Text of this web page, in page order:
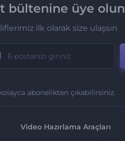
bültenine üye olun
ilk olarak size ulaşsın
abonelikten çıkabilirsiniz.
Video Hazırlama Araçları